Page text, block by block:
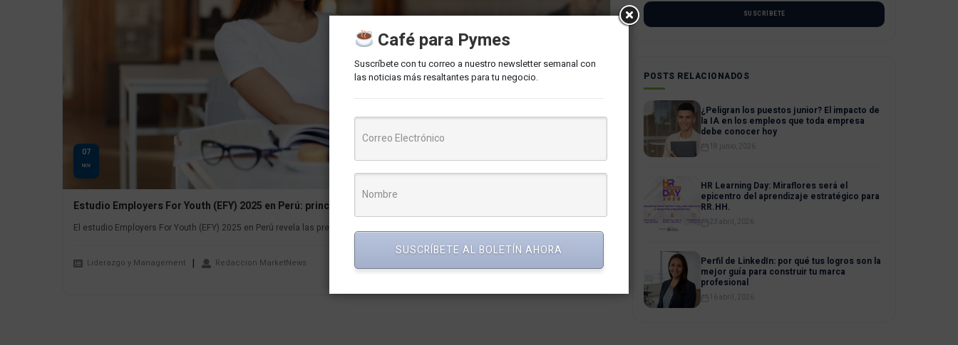
07
NOV
Estudio Employers For Youth (EFY) 2025 en Perú: principales tendencias laborales según FirstJob
El estudio Employers For Youth (EFY) 2025 en Perú revela las preferencias y expectativas clave de los millennials y centennials...
Liderazgo y Management Redaccion MarketNews
SUSCRÍBETE
POSTS RELACIONADOS
¿Peligran los puestos junior? El impacto de
la IA en los empleos que toda empresa
debe conocer hoy
18 junio, 2026
HR Learning Day: Miraflores será el
epicentro del aprendizaje estratégico para
RR.HH.
23 abril, 2026
Perfil de LinkedIn: por qué tus logros son la
mejor guía para construir tu marca
profesional
16 abril, 2026
Café para Pymes
Suscríbete con tu correo a nuestro newsletter semanal con
las noticias más resaltantes para tu negocio.
SUSCRÍBETE AL BOLETÍN AHORA